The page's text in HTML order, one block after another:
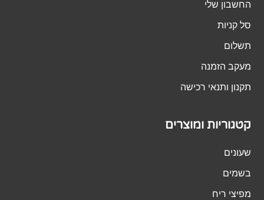
החשבון שלי
סל קניות
תשלום
מעקב הזמנה
תקנון ותנאי רכישה
קטגוריות ומוצרים
שעונים
בשמים
מפיצי ריח